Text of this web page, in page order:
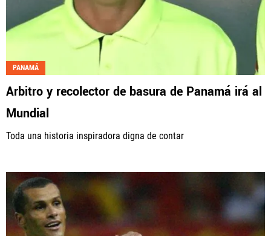
PANAMÁ
Arbitro y recolector de basura de Panamá irá al
Mundial
Toda una historia inspiradora digna de contar